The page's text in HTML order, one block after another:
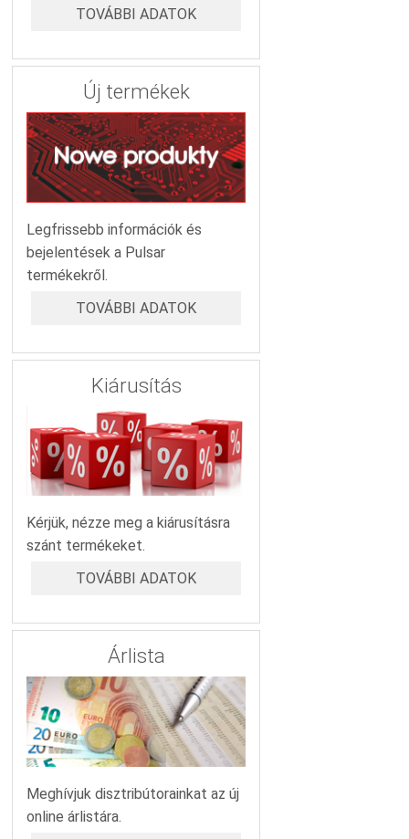
TOVÁBBI ADATOK
Új termékek
Legfrissebb információk és
bejelentések a Pulsar
termékekről.
TOVÁBBI ADATOK
Kiárusítás
Kérjük, nézze meg a kiárusításra
szánt termékeket.
TOVÁBBI ADATOK
Árlista
Meghívjuk disztribútorainkat az új
online árlistára.